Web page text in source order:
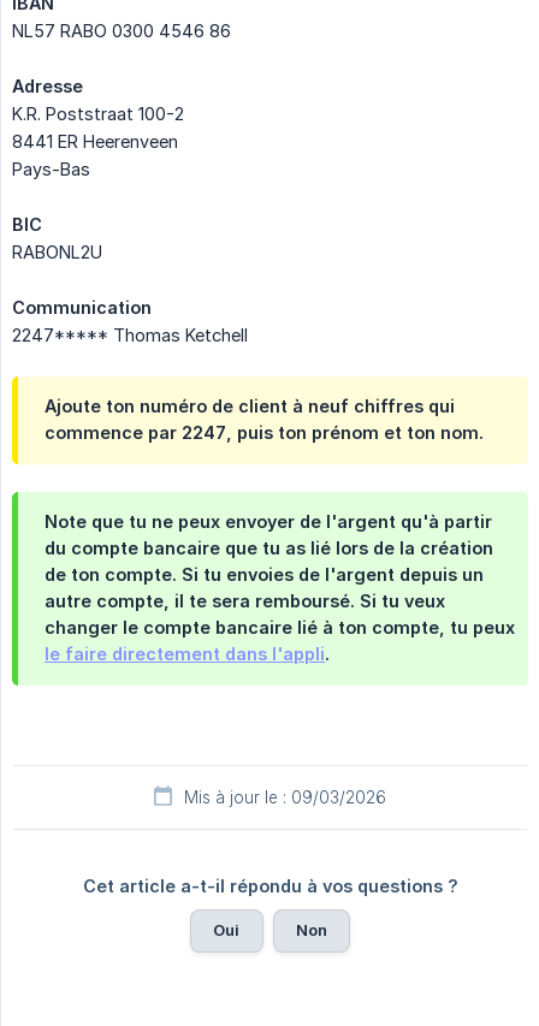
NL57 RABO 0300 4546 86
Adresse
K.R. Poststraat 100-2
8441 ER Heerenveen
Pays-Bas
BIC
RABONL2U
Communication
2247***** Thomas Ketchell
Ajoute ton numéro de client à neuf chiffres qui
commence par 2247 , puis ton prénom et ton nom.
Note que tu ne peux envoyer de l'argent qu'à partir
du compte bancaire que tu as lié lors de la création
de ton compte. Si tu envoies de l'argent depuis un
autre compte, il te sera remboursé. Si tu veux
changer le compte bancaire lié à ton compte, tu peux
le faire directement dans l'appli.
Mis à jour le : 09/03/2026
Cet article a-t-il répondu à vos questions ?
Oui Non